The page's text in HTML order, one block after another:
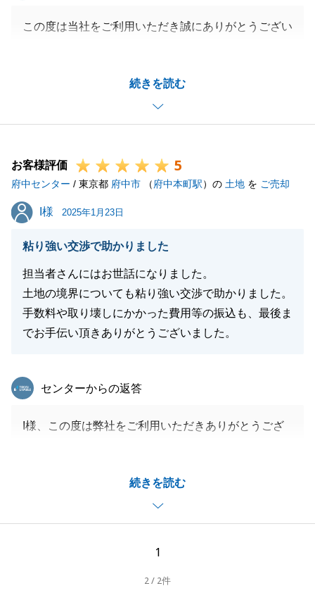
続きを読む
この度は当社をご利用いただき誠にありがとうござい
社へご相談いただければ幸いです。
価格交渉についても全力で取り組ませていただきま
す。
お客様評価 5
府中センター / 東京都 府中市 （府中本町駅）の 土地 を ご売却
I様
I様 2025年1月23日
粘り強い交渉で助かりました
担当者さんにはお世話になりました。
土地の境界についても粘り強い交渉で助かりました。
手数料や取り壊しにかかった費用等の振込も、最後ま
でお手伝い頂きありがとうございました。
続きを読む
東急リバブル
センターからの返答
I様、この度は弊社をご利用いただきありがとうござ
ましたが、無事お取引が完了して安心をしておりま
I様、S様には取引完了のためにご尽力いただき改めて
1
2 / 2件